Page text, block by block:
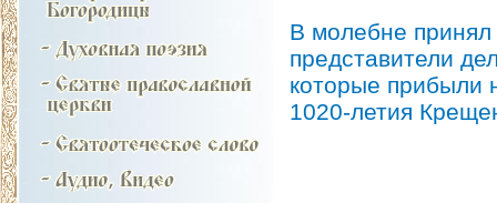
В молебне
представители
которые прибыли
1020-летия